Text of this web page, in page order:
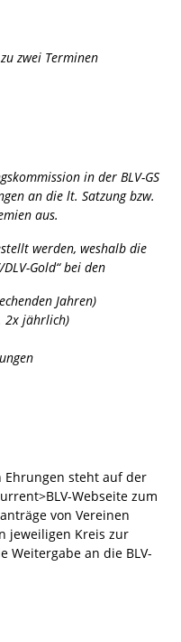
zwei Terminen
in der BLV-GS
an die lt. Satzung bzw.
aus.
werden, weshalb die
Gold“ bei den
Jahren)
2x jährlich)
Ehrungen steht auf der
Webseite zum
von Vereinen
jeweiligen Kreis zur
Weitergabe an die BLV-